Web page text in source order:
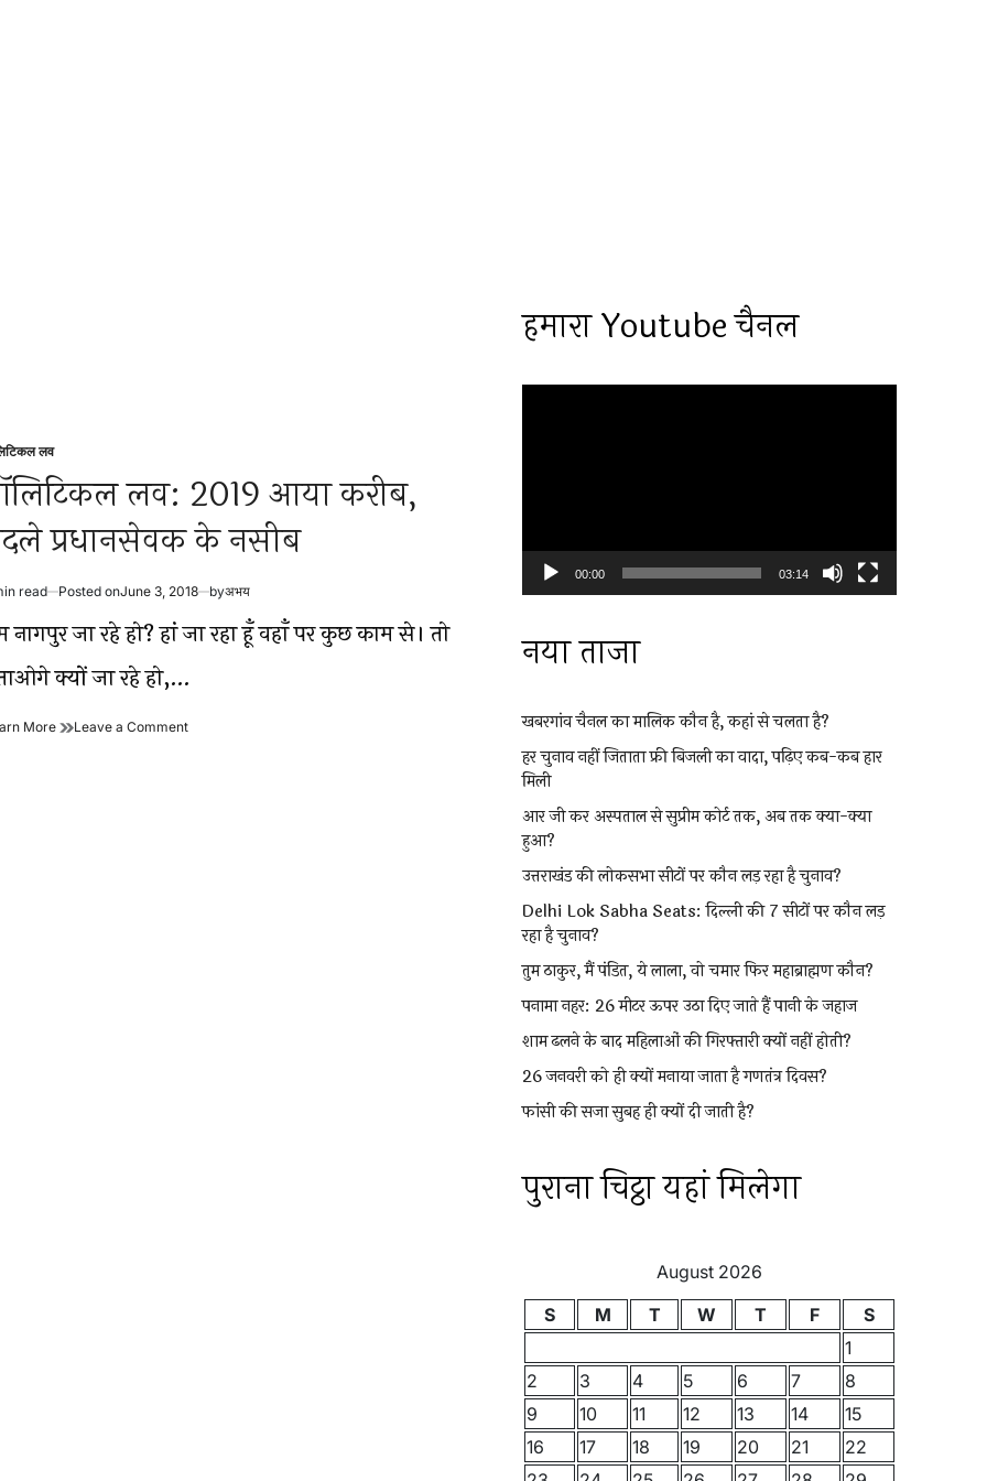
लव
लव: 2019 आया करीब,
प्रधानसेवक के नसीब
read Posted onJune 3, 2018 byअभय
नागपुर जा रहे हो? हां जा रहा हूँ वहाँ पर कुछ काम से। तो
क्यों जा रहे हो,…
More पॉलिटिकल
Leave a Commenton
हमारा Youtube चैनल
00:00 03:14
नया ताजा
खबरगांव चैनल का मालिक कौन है, कहां से चलता है?
हर चुनाव नहीं जिताता फ्री बिजली का वादा, पढ़िए कब-कब हार
मिली
आर जी कर अस्पताल से सुप्रीम कोर्ट तक, अब तक क्या-क्या
हुआ?
उत्तराखंड की लोकसभा सीटों पर कौन लड़ रहा है चुनाव?
Delhi Lok Sabha Seats: दिल्ली की 7 सीटों पर कौन लड़
रहा है चुनाव?
तुम ठाकुर, मैं पंडित, ये लाला, वो चमार फिर महाब्राह्मण कौन?
पनामा नहर: 26 मीटर ऊपर उठा दिए जाते हैं पानी के जहाज
शाम ढलने के बाद महिलाओं की गिरफ्तारी क्यों नहीं होती?
26 जनवरी को ही क्यों मनाया जाता है गणतंत्र दिवस?
फांसी की सजा सुबह ही क्यों दी जाती है?
पुराना चिट्ठा यहां मिलेगा
August 2026
S
M T W T F
S
1
2
3 4 5 6 7
8
9
10 11 12 13 14
15
16
17 18 19 20 21
22